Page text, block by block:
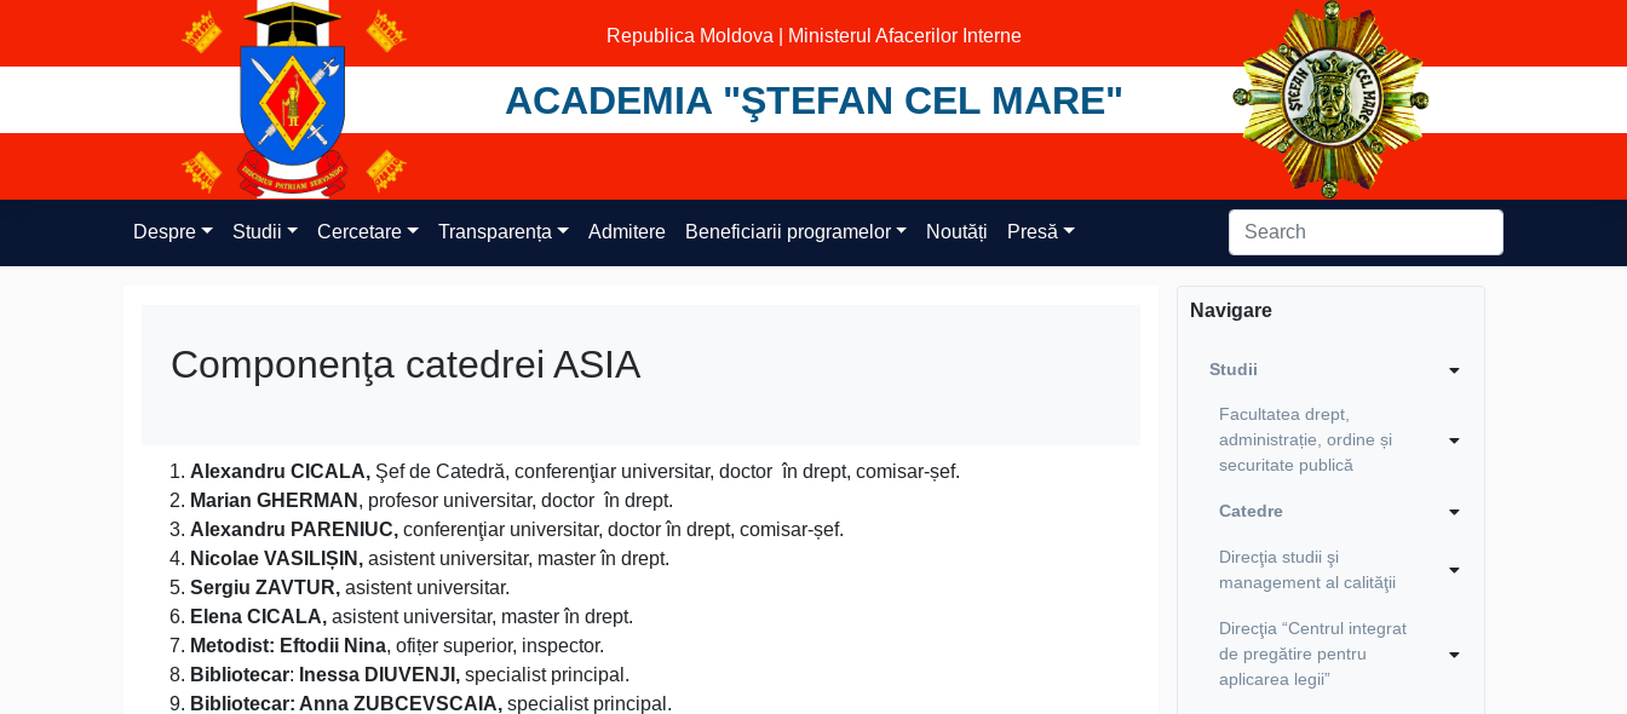
content
Republica Moldova | Ministerul Afacerilor Interne
ACADEMIA "ŞTEFAN CEL MARE"
Despre Studii Cercetare Transparența Admitere Beneficiarii programelor Noutăți Presă
Componenţa catedrei ASIA
Alexandru CICALA, Şef de Catedră, conferenţiar universitar, doctor în drept, comisar-șef.
Marian GHERMAN , profesor universitar, doctor în drept.
Alexandru PARENIUC, conferenţiar universitar, doctor în drept, comisar-șef.
Nicolae VASILIȘIN, asistent universitar, master în drept.
Sergiu ZAVTUR, asistent universitar.
Elena CICALA, asistent universitar, master în drept.
Metodist: Eftodii Nina, ofițer superior, inspector.
Bibliotecar: Inessa DIUVENJI, specialist principal.
Bibliotecar: Anna ZUBCEVSCAIA, specialist principal.
Navigare
Studii
Facultatea drept,
administrație, ordine și
securitate publică
Catedre
Direcţia studii şi
management al calităţii
Direcţia “Centrul integrat
de pregătire pentru
aplicarea legii”